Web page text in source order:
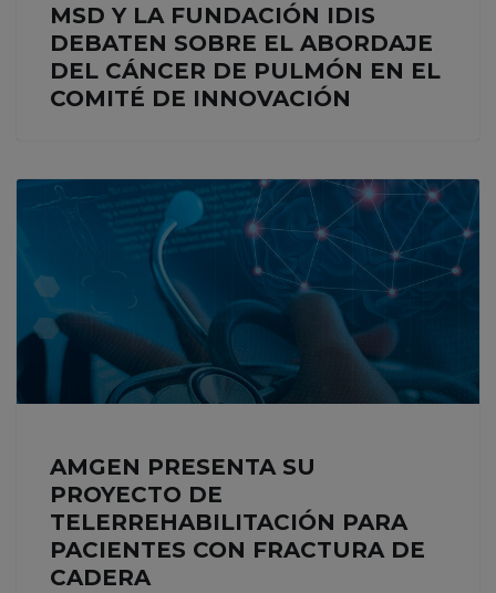
MSD Y LA FUNDACIÓN IDIS
DEBATEN SOBRE EL ABORDAJE
DEL CÁNCER DE PULMÓN EN EL
COMITÉ DE INNOVACIÓN
AMGEN PRESENTA SU
PROYECTO DE
TELERREHABILITACIÓN PARA
PACIENTES CON FRACTURA DE
CADERA